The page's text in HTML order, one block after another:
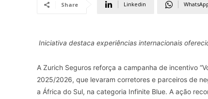
Share Linkedin
Iniciativa destaca experiências internacionais
A Zurich Seguros reforça a campanha de incentivo
2025/2026, que levaram corretores e parceiros de
a África do Sul, na categoria Infinite Blue. A ação